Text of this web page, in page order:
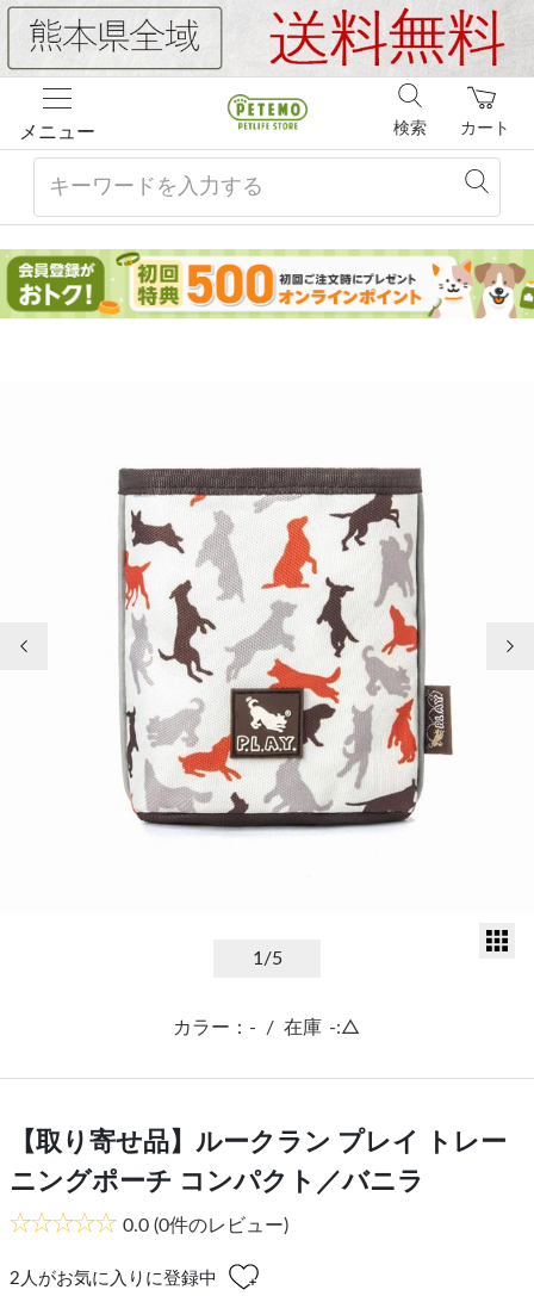
メニュー カート
検索
1/5
カラー：- / 在庫 -:△
【取り寄せ品】ルークラン プレイ トレー
ニングポーチ コンパクト／バニラ
0.0 (0件のレビュー)
2 人がお気に入りに登録中